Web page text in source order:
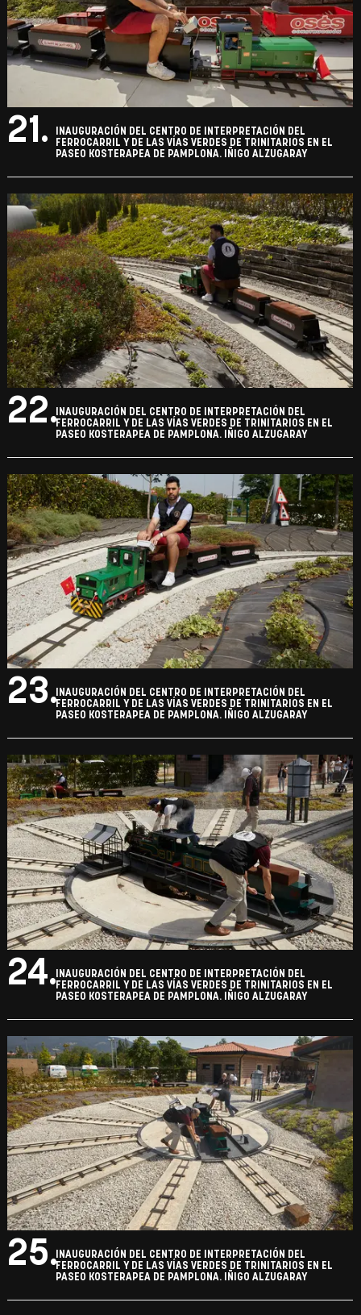
21.
INAUGURACIÓN DEL CENTRO DE INTERPRETACIÓN DEL
FERROCARRIL Y DE LAS VÍAS VERDES DE TRINITARIOS EN EL
PASEO KOSTERAPEA DE PAMPLONA. IÑIGO ALZUGARAY
22. INAUGURACIÓN DEL CENTRO DE INTERPRETACIÓN DEL
FERROCARRIL Y DE LAS VÍAS VERDES DE TRINITARIOS EN EL
PASEO KOSTERAPEA DE PAMPLONA. IÑIGO ALZUGARAY
23. INAUGURACIÓN DEL CENTRO DE INTERPRETACIÓN DEL
FERROCARRIL Y DE LAS VÍAS VERDES DE TRINITARIOS EN EL
PASEO KOSTERAPEA DE PAMPLONA. IÑIGO ALZUGARAY
24. INAUGURACIÓN DEL CENTRO DE INTERPRETACIÓN DEL
FERROCARRIL Y DE LAS VÍAS VERDES DE TRINITARIOS EN EL
PASEO KOSTERAPEA DE PAMPLONA. IÑIGO ALZUGARAY
25. INAUGURACIÓN DEL CENTRO DE INTERPRETACIÓN DEL
FERROCARRIL Y DE LAS VÍAS VERDES DE TRINITARIOS EN EL
PASEO KOSTERAPEA DE PAMPLONA. IÑIGO ALZUGARAY